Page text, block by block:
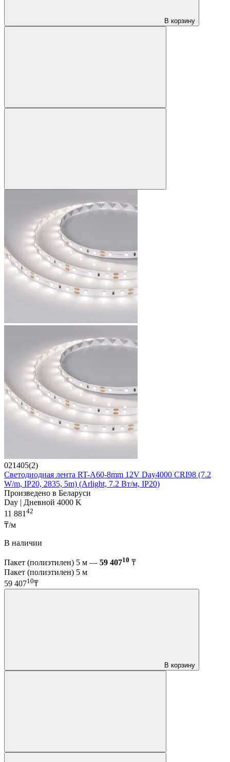
В корзину
021405(2)
Светодиодная лента RT-A60-8mm 12V Day4000 CRI98 (7.2
W/m, IP20, 2835, 5m) (Arlight, 7.2 Вт/м, IP20)
Произведено в Беларуси
Day | Дневной 4000 K
11 88142
₸/м
В наличии
Пакет (полиэтилен) 5 м — 59 40710 ₸
Пакет (полиэтилен) 5 м
59 40710₸
В корзину